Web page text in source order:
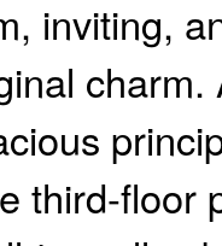
inviting,
third-floor